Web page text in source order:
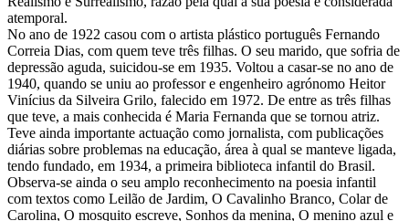
atemporal.
No ano de 1922 casou com o artista plástico português Fernando
Correia Dias, com quem teve três filhas. O seu marido, que sofria de
depressão aguda, suicidou-se em 1935. Voltou a casar-se no ano de
1940, quando se uniu ao professor e engenheiro agrónomo Heitor
Vinícius da Silveira Grilo, falecido em 1972. De entre as três filhas
que teve, a mais conhecida é Maria Fernanda que se tornou atriz.
Teve ainda importante actuação como jornalista, com publicações
diárias sobre problemas na educação, área à qual se manteve ligada,
tendo fundado, em 1934, a primeira biblioteca infantil do Brasil.
Observa-se ainda o seu amplo reconhecimento na poesia infantil
com textos como Leilão de Jardim, O Cavalinho Branco, Colar de
Carolina, O mosquito escreve, Sonhos da menina, O menino azul e